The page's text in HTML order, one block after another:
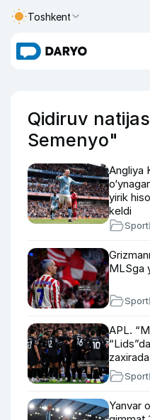
Toshkent
Qidiruv
Semenyo"
Angliya
yirik
keldi
Sport
MLSga
Sport
APL.
Sport
Yanvar